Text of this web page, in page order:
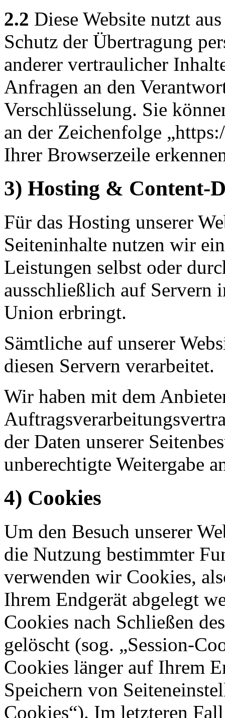
2.2 Diese Website nutzt
Schutz der Übertragung
anderer vertraulicher
Anfragen an den
Verschlüsselung. Sie
an der Zeichenfolge
Ihrer Browserzeile
3) Hosting & Content-
Für das Hosting unserer
Seiteninhalte nutzen wir
Leistungen selbst oder
ausschließlich auf Servern
Union erbringt.
Sämtliche auf unserer
diesen Servern verarbeitet.
Wir haben mit dem
der Daten unserer
unberechtigte Weitergabe
4) Cookies
Um den Besuch unserer
die Nutzung bestimmter
verwenden wir Cookies,
Ihrem Endgerät abgelegt
Cookies nach Schließen
gelöscht (sog. „Session-
Cookies länger auf Ihrem
Speichern von
Cookies“). Im letzteren